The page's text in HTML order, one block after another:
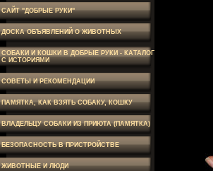
САЙТ "ДОБРЫЕ РУКИ"
ДОСКА ОБЪЯВЛЕНИЙ О ЖИВОТНЫХ
СОБАКИ И КОШКИ В ДОБРЫЕ РУКИ - КАТАЛОГ
С ИСТОРИЯМИ
СОВЕТЫ И РЕКОМЕНДАЦИИ
ПАМЯТКА, КАК ВЗЯТЬ СОБАКУ, КОШКУ
ВЛАДЕЛЬЦУ СОБАКИ ИЗ ПРИЮТА (ПАМЯТКА)
БЕЗОПАСНОСТЬ В ПРИСТРОЙСТВЕ
ЖИВОТНЫЕ И ЛЮДИ